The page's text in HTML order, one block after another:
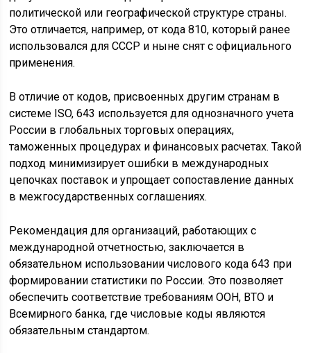
политической или географической структуре страны.
Это отличается, например, от кода 810, который ранее
использовался для СССР и ныне снят с официального
применения.
В отличие от кодов, присвоенных другим странам в
системе ISO, 643 используется для однозначного учета
России в глобальных торговых операциях,
таможенных процедурах и финансовых расчетах. Такой
подход минимизирует ошибки в международных
цепочках поставок и упрощает сопоставление данных
в межгосударственных соглашениях.
Рекомендация для организаций, работающих с
международной отчетностью, заключается в
обязательном использовании числового кода 643 при
формировании статистики по России. Это позволяет
обеспечить соответствие требованиям ООН, ВТО и
Всемирного банка, где числовые коды являются
обязательным стандартом.